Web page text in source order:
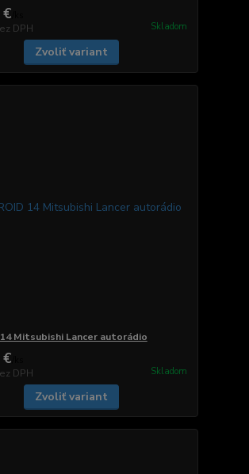
DPH Skladom
Zvoliť variant
14 Mitsubishi Lancer autorádio
DPH Skladom
Zvoliť variant